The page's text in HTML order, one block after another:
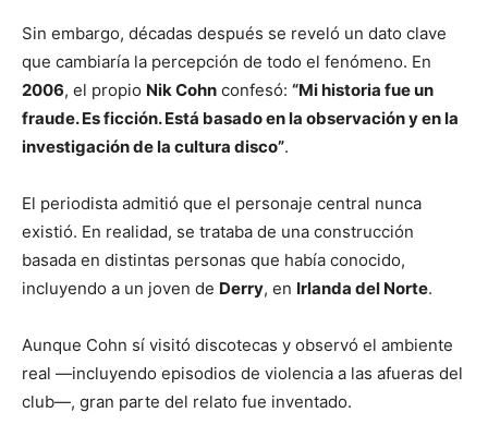
Sin embargo, décadas después se reveló un dato clave
que cambiaría la percepción de todo el fenómeno. En
2006, el propio Nik Cohn confesó: “Mi historia fue un
fraude. Es ficción. Está basado en la observación y en la
investigación de la cultura disco”.
El periodista admitió que el personaje central nunca
existió. En realidad, se trataba de una construcción
basada en distintas personas que había conocido,
incluyendo a un joven de Derry, en Irlanda del Norte.
Aunque Cohn sí visitó discotecas y observó el ambiente
real —incluyendo episodios de violencia a las afueras del
club—, gran parte del relato fue inventado.